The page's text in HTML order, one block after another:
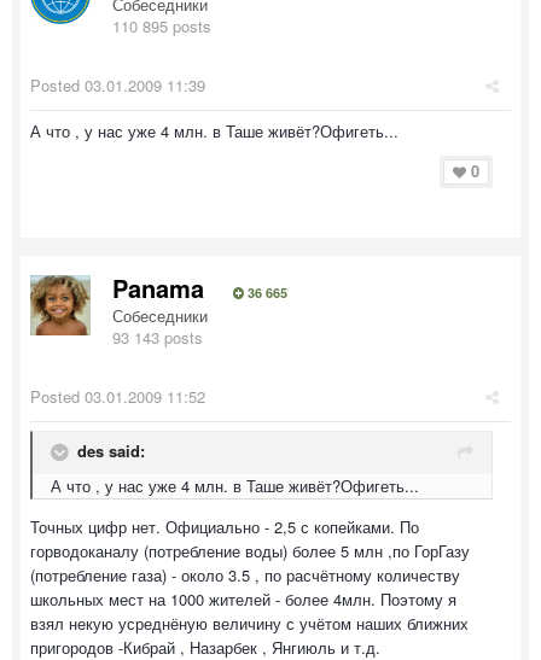
110 895 posts
Posted 03.01.2009 11:39
А что , у нас уже 4 млн. в Таше живёт?Офигеть...
0
Panama 36 665
Собеседники
93 143 posts
Posted 03.01.2009 11:52
des said:
А что , у нас уже 4 млн. в Таше живёт?Офигеть...
Точных цифр нет. Официально - 2,5 с копейками. По
горводоканалу (потребление воды) более 5 млн ,по ГорГазу
(потребление газа) - около 3.5 , по расчётному количеству
школьных мест на 1000 жителей - более 4млн. Поэтому я
взял некую усреднёную величину с учётом наших ближних
пригородов -Кибрай , Назарбек , Янгиюль и т.д.